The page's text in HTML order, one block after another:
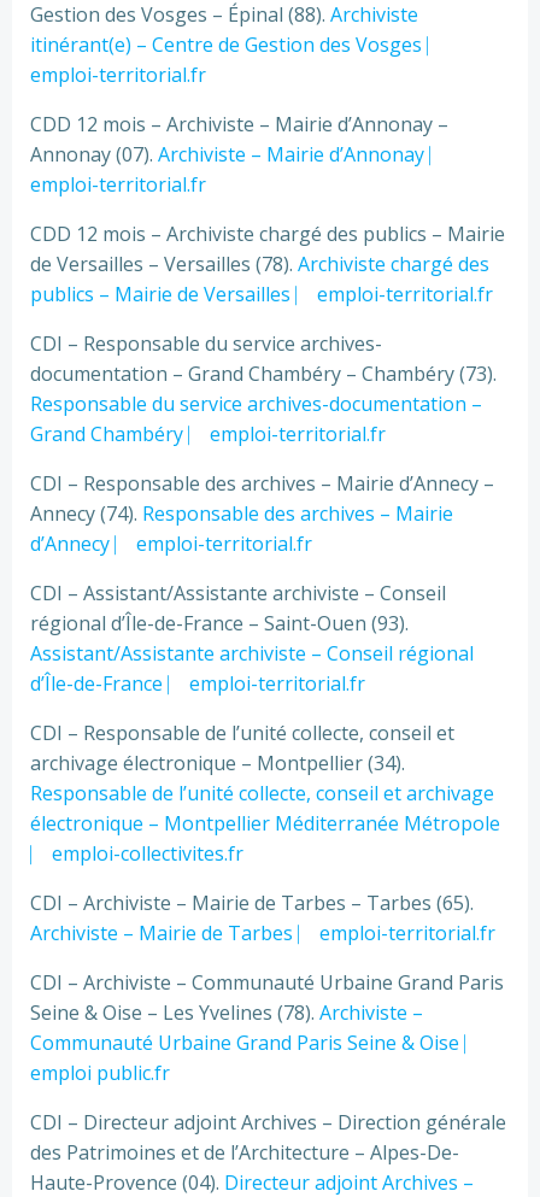
Gestion des Vosges – Épinal (88). Archiviste
itinérant(e) – Centre de Gestion des Vosges ⎸
emploi-territorial.fr
CDD 12 mois – Archiviste – Mairie d’Annonay –
Annonay (07). Archiviste – Mairie d’Annonay ⎸
emploi-territorial.fr
CDD 12 mois – Archiviste chargé des publics – Mairie
de Versailles – Versailles (78). Archiviste chargé des
publics – Mairie de Versailles ⎸ emploi-territorial.fr
CDI – Responsable du service archives-
documentation – Grand Chambéry – Chambéry (73).
Responsable du service archives-documentation –
Grand Chambéry ⎸ emploi-territorial.fr
CDI – Responsable des archives – Mairie d’Annecy –
Annecy (74). Responsable des archives – Mairie
d’Annecy ⎸ emploi-territorial.fr
CDI – Assistant/Assistante archiviste – Conseil
régional d’Île-de-France – Saint-Ouen (93).
Assistant/Assistante archiviste – Conseil régional
d’Île-de-France ⎸ emploi-territorial.fr
CDI – Responsable de l’unité collecte, conseil et
archivage électronique – Montpellier (34).
Responsable de l’unité collecte, conseil et archivage
électronique – Montpellier Méditerranée Métropole
⎸ emploi-collectivites.fr
CDI – Archiviste – Mairie de Tarbes – Tarbes (65).
Archiviste – Mairie de Tarbes ⎸ emploi-territorial.fr
CDI – Archiviste – Communauté Urbaine Grand Paris
Seine & Oise – Les Yvelines (78). Archiviste –
Communauté Urbaine Grand Paris Seine & Oise ⎸
emploi public.fr
CDI – Directeur adjoint Archives – Direction générale
des Patrimoines et de l’Architecture – Alpes-De-
Haute-Provence (04). Directeur adjoint Archives –